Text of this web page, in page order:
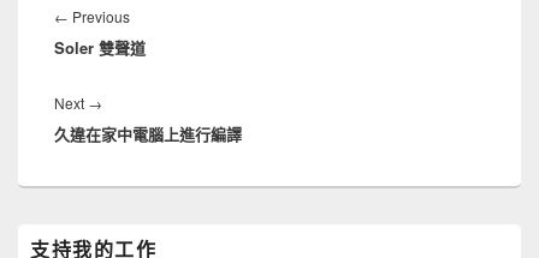
章
導
← PreviousPrevious
post:
Soler 雙聲道
Next →
post:
久違在家中電腦上進行編譯
Primary
支持我的工作